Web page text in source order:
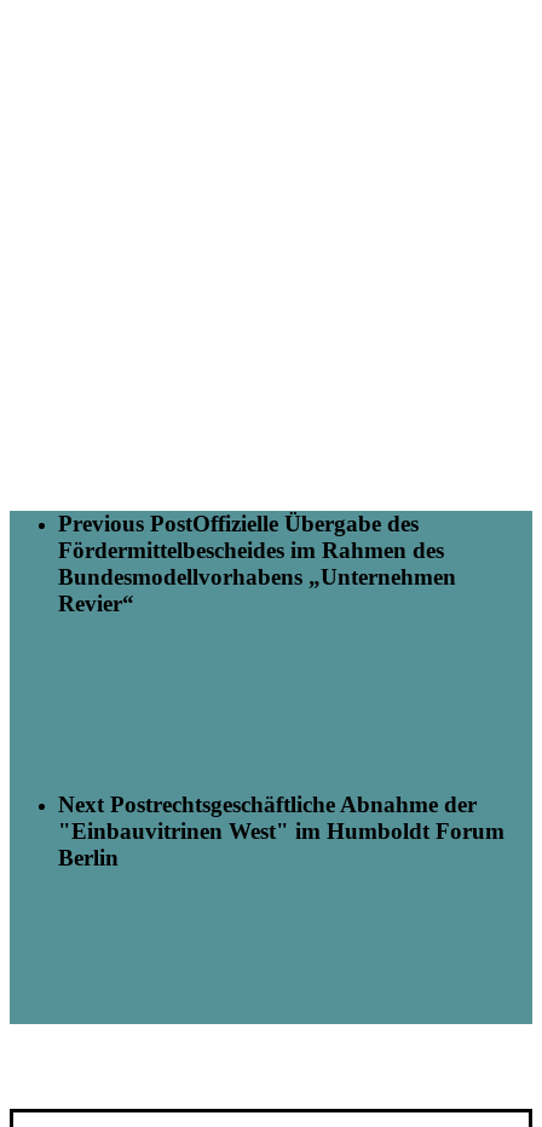
Previous PostOffizielle Übergabe des
Fördermittelbescheides im Rahmen des
Bundesmodellvorhabens „Unternehmen
Revier“
Next Postrechtsgeschäftliche Abnahme der
"Einbauvitrinen West" im Humboldt Forum
Berlin